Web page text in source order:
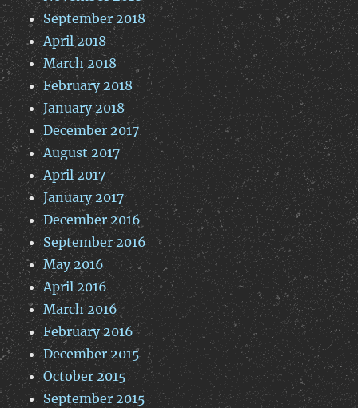
September 2018
April 2018
March 2018
February 2018
January 2018
December 2017
August 2017
April 2017
January 2017
December 2016
September 2016
May 2016
April 2016
March 2016
February 2016
December 2015
October 2015
September 2015